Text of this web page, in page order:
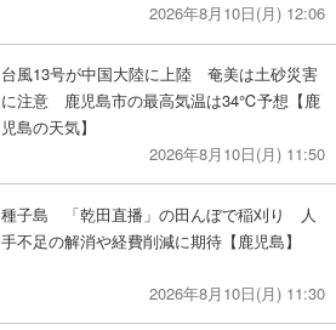
2026年8月10日(月) 12:06
台風13号が中国大陸に上陸 奄美は土砂災害
に注意 鹿児島市の最高気温は34℃予想【鹿
児島の天気】
2026年8月10日(月) 11:50
種子島 「乾田直播」の田んぼで稲刈り 人
手不足の解消や経費削減に期待【鹿児島】
2026年8月10日(月) 11:30